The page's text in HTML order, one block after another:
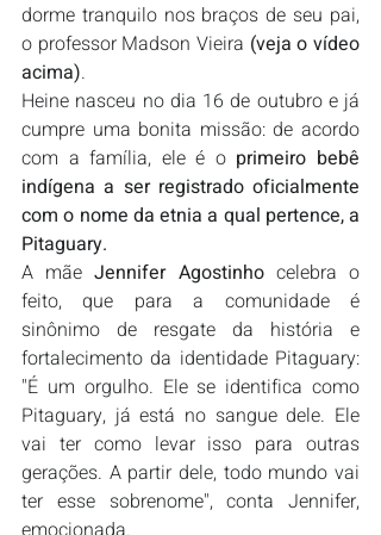
dorme tranquilo nos braços de seu pai,
o professor Madson Vieira (veja o vídeo
acima).
Heine nasceu no dia 16 de outubro e já
cumpre uma bonita missão: de acordo
com a família, ele é o primeiro bebê
indígena a ser registrado oficialmente
com o nome da etnia a qual pertence, a
Pitaguary.
A mãe Jennifer Agostinho celebra o
feito, que para a comunidade é
sinônimo de resgate da história e
fortalecimento da identidade Pitaguary:
"É um orgulho. Ele se identifica como
Pitaguary, já está no sangue dele. Ele
vai ter como levar isso para outras
gerações. A partir dele, todo mundo vai
ter esse sobrenome", conta Jennifer,